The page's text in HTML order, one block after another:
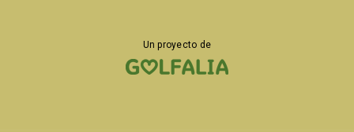
Un proyecto de